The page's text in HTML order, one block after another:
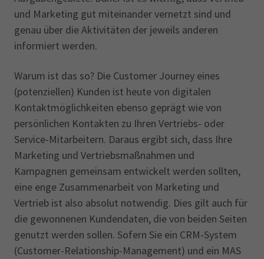
und Marketing gut miteinander vernetzt sind und
genau über die Aktivitäten der jeweils anderen
informiert werden.
Warum ist das so? Die Customer Journey eines
(potenziellen) Kunden ist heute von digitalen
Kontaktmöglichkeiten ebenso geprägt wie von
persönlichen Kontakten zu Ihren Vertriebs- oder
Service-Mitarbeitern. Daraus ergibt sich, dass Ihre
Marketing und Vertriebsmaßnahmen und
Kampagnen gemeinsam entwickelt werden sollten,
eine enge Zusammenarbeit von Marketing und
Vertrieb ist also absolut notwendig. Dies gilt auch für
die gewonnenen Kundendaten, die von beiden Seiten
genutzt werden sollen. Sofern Sie ein CRM-System
(Customer-Relationship-Management) und ein MAS